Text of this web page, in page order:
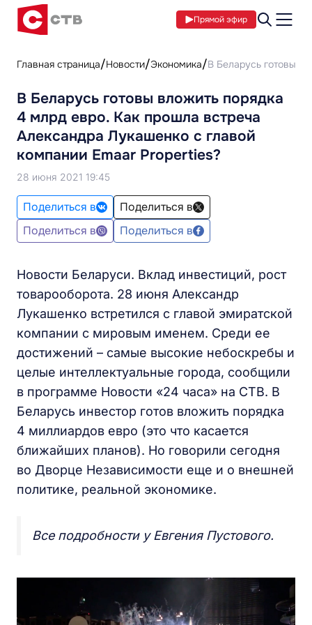
Прямой эфир
Главная страница Новости Экономика ​В Беларусь готовы
​В Беларусь готовы вложить порядка
4 млрд евро. Как прошла встреча
Александра Лукашенко с главой
компании Emaar Properties?
28 июня 2021 19:45
Поделиться в
Поделиться в
Поделиться в
Поделиться в
Новости Беларуси. Вклад инвестиций, рост
товарооборота. 28 июня Александр
Лукашенко встретился с главой эмиратской
компании с мировым именем. Среди ее
достижений – самые высокие небоскребы и
целые интеллектуальные города, сообщили
в программе Новости «24 часа» на СТВ. В
Беларусь инвестор готов вложить порядка
4 миллиардов евро (это что касается
ближайших планов). Но говорили сегодня
во Дворце Независимости еще и о внешней
политике, реальной экономике.
Все подробности у Евгения Пустового.